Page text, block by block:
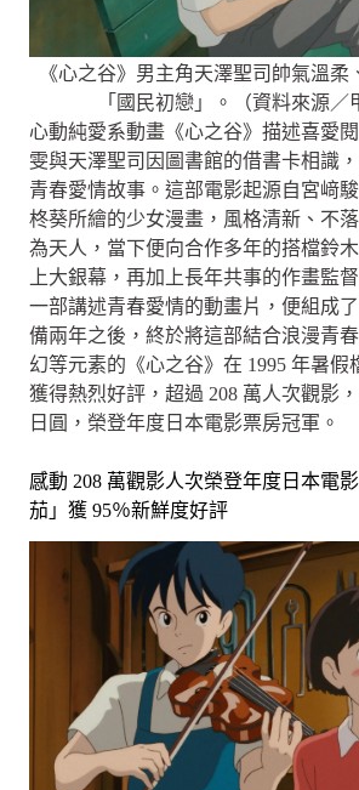
《心之谷》男主角天澤聖司帥氣溫
「國民初戀」。（資料來源／
心動純愛系動畫《心之谷》描述喜愛
雯與天澤聖司因圖書館的借書卡相識
青春愛情故事。這部電影起源自宮﨑
柊葵所繪的少女漫畫，風格清新、不
為天人，當下便向合作多年的搭檔鈴
上大銀幕，再加上長年共事的作畫監
一部講述青春愛情的動畫片，便組成
備兩年之後，終於將這部結合浪漫青
幻等元素的《心之谷》在 1995 年暑假
獲得熱烈好評，超過 208 萬人次觀影
日圓，榮登年度日本電影票房冠軍。
感動 208 萬觀影人次榮登年度日本電
茄」獲 95％新鮮度好評